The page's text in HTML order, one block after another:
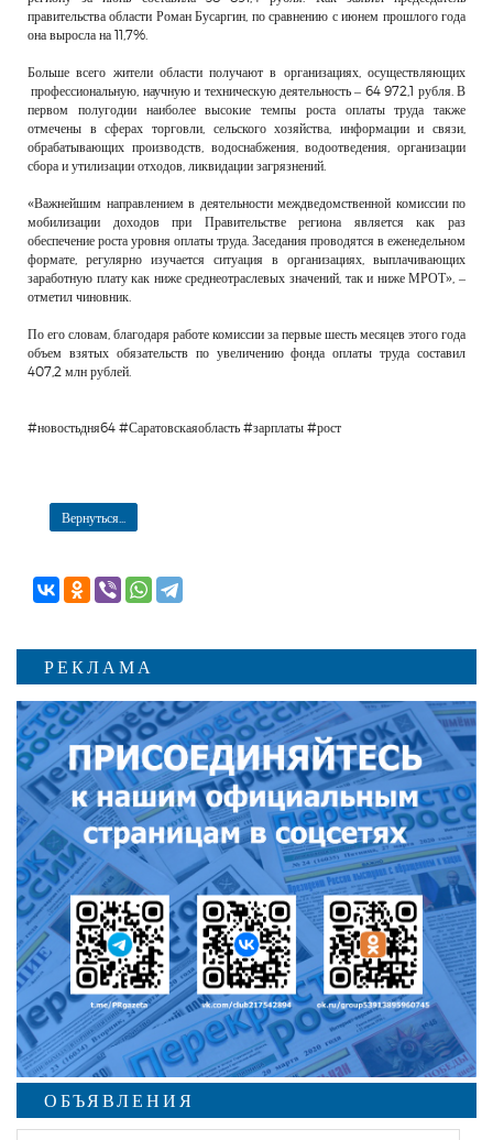
правительства области Роман Бусаргин, по сравнению с июнем прошлого года
она выросла на 11,7%.
Больше всего жители области получают в организациях, осуществляющих
профессиональную, научную и техническую деятельность – 64 972,1 рубля. В
первом полугодии наиболее высокие темпы роста оплаты труда также
отмечены в сферах торговли, сельского хозяйства, информации и связи,
обрабатывающих производств, водоснабжения, водоотведения, организации
сбора и утилизации отходов, ликвидации загрязнений.
«Важнейшим направлением в деятельности междведомственной комиссии по
мобилизации доходов при Правительстве региона является как раз
обеспечение роста уровня оплаты труда. Заседания проводятся в еженедельном
формате, регулярно изучается ситуация в организациях, выплачивающих
заработную плату как ниже среднеотраслевых значений, так и ниже МРОТ», –
отметил чиновник.
По его словам, благодаря работе комиссии за первые шесть месяцев этого года
объем взятых обязательств по увеличению фонда оплаты труда составил
407,2 млн рублей.
#новостьдня64 #Саратовскаяобласть #зарплаты #рост
Вернуться...
РЕКЛАМА
ОБЪЯВЛЕНИЯ